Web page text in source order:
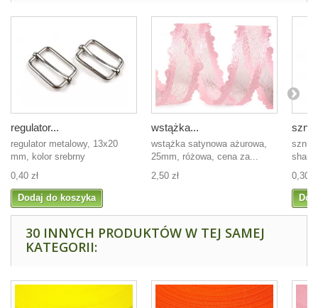
regulator...
regulator metalowy, 13x20
mm, kolor srebrny
0,40 zł
Dodaj do koszyka
wstążka...
wstążka satynowa ażurowa,
25mm, różowa, cena za...
2,50 zł
0,30
30 INNYCH PRODUKTÓW W TEJ SAMEJ
KATEGORII: